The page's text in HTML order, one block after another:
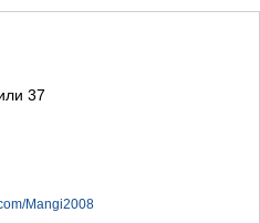
37
Mangi2008